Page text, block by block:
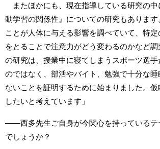
またほかにも、現在指導している研究の中
動学習の関係性』についての研究もあります
ことが人体に与える影響を調べていて、特
をとることで注意力がどう変わるのかなど調
の研究は、授業中に寝てしまうスポーツ選手
のではなく、部活やバイト、勉強で十分な
ないことを証明するために始まりました。
したいと考えています」
――西多先生ご自身が今関心を持っているテ
でしょうか？